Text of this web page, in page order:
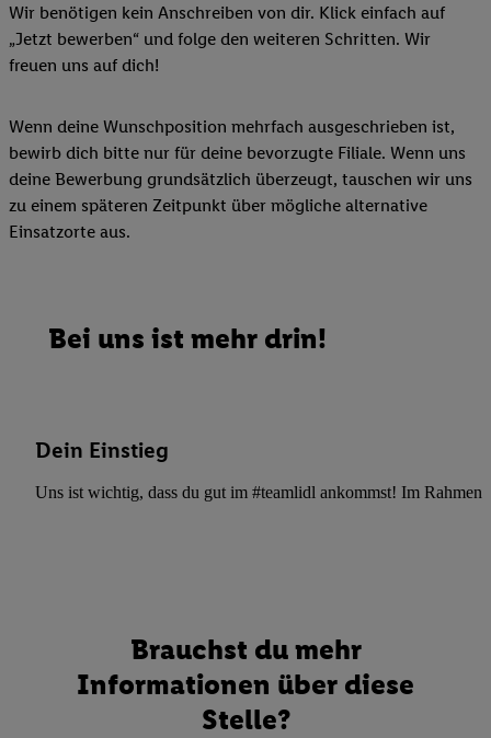
Wir benötigen kein Anschreiben von dir. Klick einfach auf
„Jetzt bewerben“ und folge den weiteren Schritten. Wir
freuen uns auf dich!
Wenn deine Wunschposition mehrfach ausgeschrieben ist,
bewirb dich bitte nur für deine bevorzugte Filiale. Wenn uns
deine Bewerbung grundsätzlich überzeugt, tauschen wir uns
zu einem späteren Zeitpunkt über mögliche alternative
Einsatzorte aus.
Bei uns ist mehr drin!
Dein Einstieg
Uns ist wichtig, dass du gut im #teamlidl ankommst! Im Rahmen
Brauchst du mehr
Informationen über diese
Stelle?